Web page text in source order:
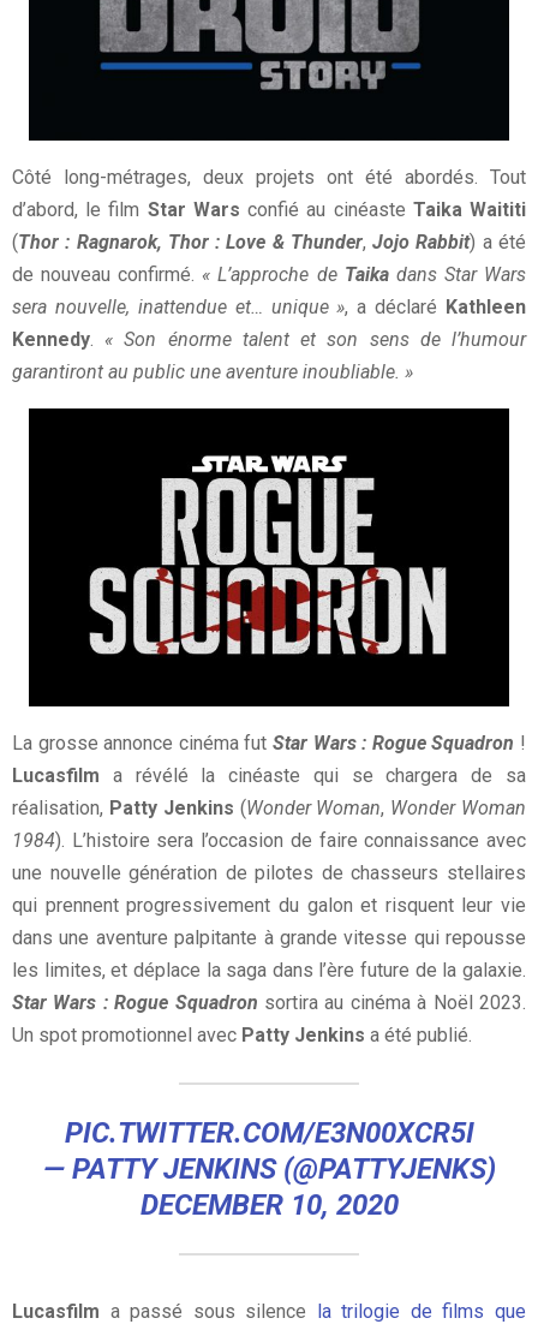
Côté long-métrages, deux projets ont été abordés. Tout
d’abord, le film Star Wars confié au cinéaste Taika Waititi
(Thor : Ragnarok, Thor : Love & Thunder,Jojo Rabbit) a été
de nouveau confirmé. « L’approche deTaikadans Star Wars
sera nouvelle, inattendue et… unique », a déclaré Kathleen
Kennedy
« Son énorme talent et son sens de l’humour
garantiront au public une aventure inoubliable. »
La grosse annonce cinéma fut Star Wars : Rogue Squadron !
Lucasfilm a révélé la cinéaste qui se chargera de sa
réalisation, Patty Jenkins (Wonder Woman, Wonder Woman
1984). L’histoire sera l’occasion de faire connaissance avec
une nouvelle génération de pilotes de chasseurs stellaires
qui prennent progressivement du galon et risquent leur vie
dans une aventure palpitante à grande vitesse qui repousse
les limites, et déplace la saga dans l’ère future de la galaxie.
Star Wars : Rogue Squadron sortira au cinéma à Noël 2023.
Un spot promotionnel avec Patty Jenkins a été publié.
PIC.TWITTER.COM/E3N00XCR5I
— PATTY JENKINS (@PATTYJENKS)
DECEMBER 10, 2020
Lucasfilm a passé sous silence la trilogie de films que